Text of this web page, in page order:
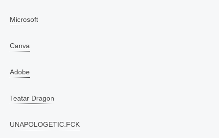
Microsoft
Canva
Adobe
Teatar Dragon
UNAPOLOGETIC.FCK